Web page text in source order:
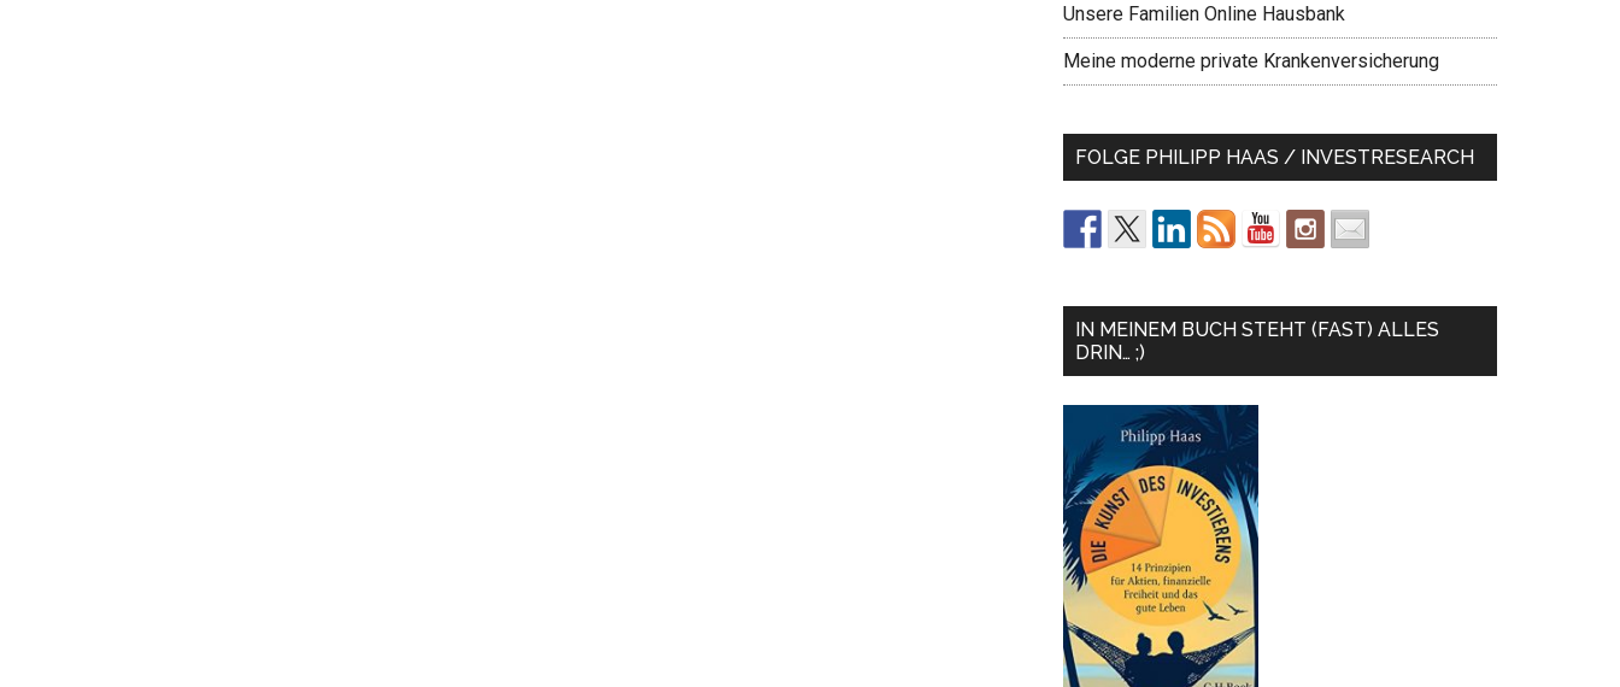
Unsere Familien Online Hausbank
Meine moderne private Krankenversicherung
FOLGE PHILIPP HAAS / INVESTRESEARCH
IN MEINEM BUCH STEHT (FAST) ALLES
DRIN… ;)